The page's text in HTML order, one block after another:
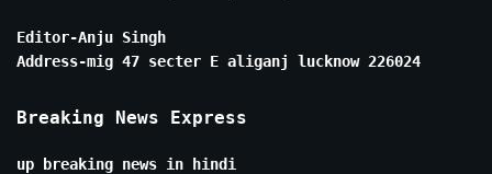
Editor-Anju Singh
Address-mig 47 secter E aliganj lucknow 226024
Breaking News Express
up breaking news in hindi